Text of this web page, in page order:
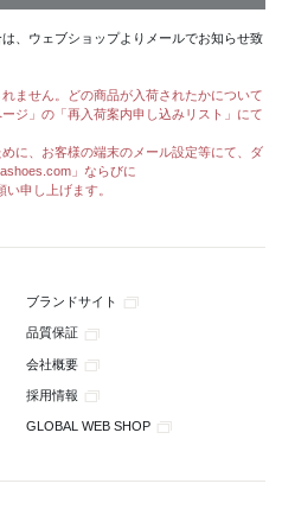
、ウェブショップよりメールでお知らせ致
ません。どの商品が入荷されたかについて
ジ」の「再入荷案内申し込みリスト」にて
に、お客様の端末のメール設定等にて、ダ
」ならびに
い申し上げます。
ブランドサイト
品質保証
会社概要
採用情報
GLOBAL WEB SHOP